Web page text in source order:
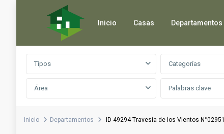
Inicio Casas Departamentos
Búsqueda avanzada
Tipos Categorías
Área
Inicio Departamentos ID 49294 Travesía de los Vientos N°02951